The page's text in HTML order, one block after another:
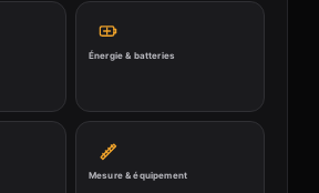
Énergie & batteries
Mesure & équipement